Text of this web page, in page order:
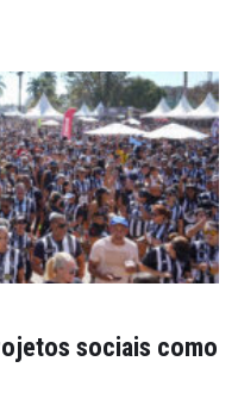
sociais como